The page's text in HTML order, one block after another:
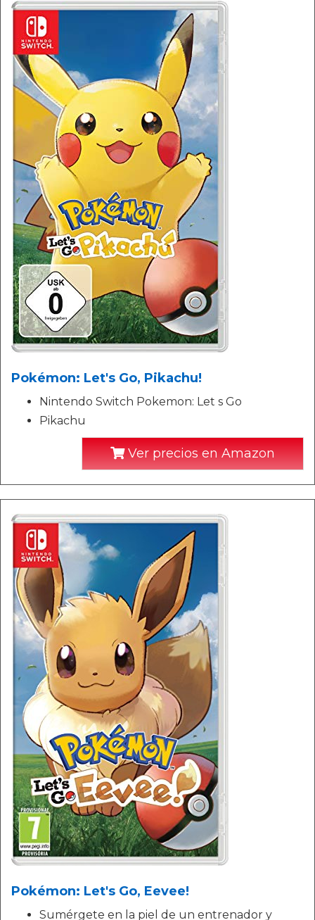
Pokémon: Let's Go, Pikachu!
Nintendo Switch Pokemon: Let s Go
Pikachu
Ver precios en Amazon
Pokémon: Let's Go, Eevee!
Sumérgete en la piel de un entrenador y